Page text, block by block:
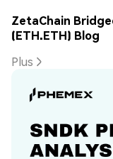
ZetaChain
(ETH.ETH) Blog
Plus